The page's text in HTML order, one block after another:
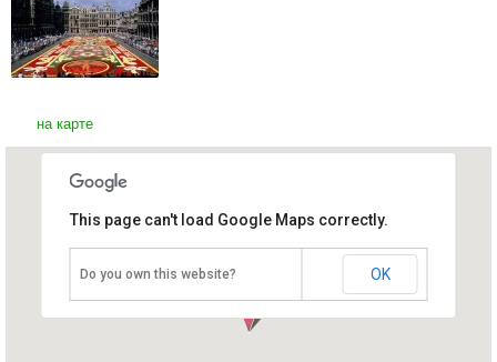
на карте
Площадь Гранд-Плас
This page can't load Google Maps correctly.
Do you own this website? OK